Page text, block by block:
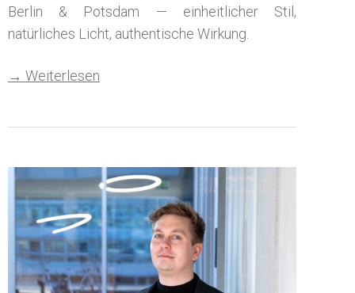
Berlin & Potsdam — einheitlicher Stil,
natürliches Licht, authentische Wirkung.
→ Weiterlesen